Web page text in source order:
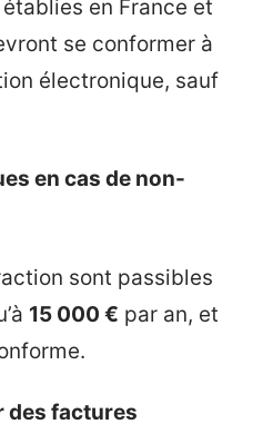
en France et
se conformer à
électronique, sauf
en cas de non-
sont passibles
15 000 € par an, et
des factures